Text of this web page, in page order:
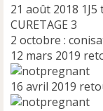
21 août 2018
CURETAGE 3
2 octobre :
12 mars 2019
16 avril 2019